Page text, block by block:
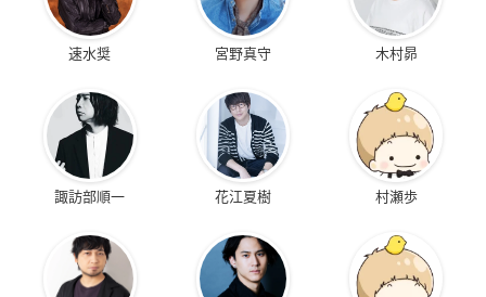
速水奨 宮野真守 木村昴
諏訪部順一 花江夏樹 村瀬歩